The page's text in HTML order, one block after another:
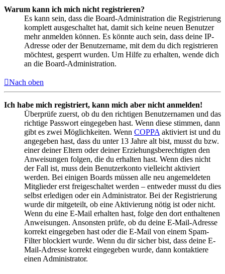
Warum kann ich mich nicht registrieren?
Es kann sein, dass die Board-Administration die Registrierung
komplett ausgeschaltet hat, damit sich keine neuen Benutzer
mehr anmelden können. Es könnte auch sein, dass deine IP-
Adresse oder der Benutzername, mit dem du dich registrieren
möchtest, gesperrt wurden. Um Hilfe zu erhalten, wende dich
an die Board-Administration.
Nach oben
Ich habe mich registriert, kann mich aber nicht anmelden!
Überprüfe zuerst, ob du den richtigen Benutzernamen und das
richtige Passwort eingegeben hast. Wenn diese stimmen, dann
gibt es zwei Möglichkeiten. Wenn COPPA aktiviert ist und du
angegeben hast, dass du unter 13 Jahre alt bist, musst du bzw.
einer deiner Eltern oder deiner Erziehungsberechtigten den
Anweisungen folgen, die du erhalten hast. Wenn dies nicht
der Fall ist, muss dein Benutzerkonto vielleicht aktiviert
werden. Bei einigen Boards müssen alle neu angemeldeten
Mitglieder erst freigeschaltet werden – entweder musst du dies
selbst erledigen oder ein Administrator. Bei der Registrierung
wurde dir mitgeteilt, ob eine Aktivierung nötig ist oder nicht.
Wenn du eine E-Mail erhalten hast, folge den dort enthaltenen
Anweisungen. Ansonsten prüfe, ob du deine E-Mail-Adresse
korrekt eingegeben hast oder die E-Mail von einem Spam-
Filter blockiert wurde. Wenn du dir sicher bist, dass deine E-
Mail-Adresse korrekt eingegeben wurde, dann kontaktiere
einen Administrator.